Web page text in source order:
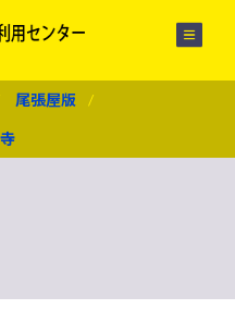
尾張屋版